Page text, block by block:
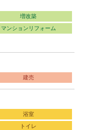
増改築
マンションリフォーム
建売
浴室
トイレ